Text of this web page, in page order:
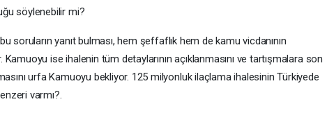
söylenebilir mi?
soruların yanıt bulması, hem şeffaflık hem de kamu vicdanının
Kamuoyu ise ihalenin tüm detaylarının açıklanmasını ve tartışmalara son
urfa Kamuoyu bekliyor. 125 milyonluk ilaçlama ihalesinin Türkiyede
varmı?.